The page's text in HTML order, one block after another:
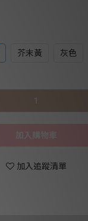
芥末黃 灰色
加入追蹤清單